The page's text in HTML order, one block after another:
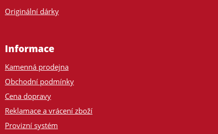
Originální dárky
Informace
Kamenná prodejna
Obchodní podmínky
Cena dopravy
Reklamace a vrácení zboží
Provizní systém